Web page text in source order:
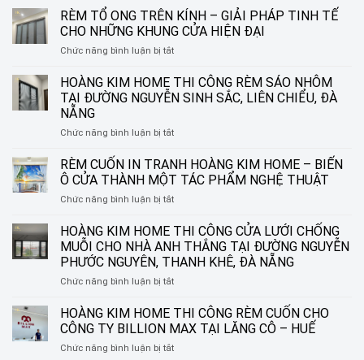
RÈM TỔ ONG TRÊN KÍNH – GIẢI PHÁP TINH TẾ
CHO NHỮNG KHUNG CỬA HIỆN ĐẠI
Chức năng bình luận bị tắtở
TỔ
ONG
TRÊN
–
PHÁP
TINH
CHO
KHUNG
CỬA
HIỆN
HOÀNG KIM HOME THI CÔNG RÈM SÁO NHÔM
TẠI ĐƯỜNG NGUYỄN SINH SẮC, LIÊN CHIỂU, ĐÀ
NẴNG
Chức năng bình luận bị tắtở
KIM
HOME
THI
CÔNG
SÁO
NHÔM
TẠI
NGUYỄN
SẮC,
LIÊN
ĐÀ
RÈM CUỐN IN TRANH HOÀNG KIM HOME – BIẾN
Ô CỬA THÀNH MỘT TÁC PHẨM NGHỆ THUẬT
Chức năng bình luận bị tắtở
CUỐN
IN
TRANH
HOÀNG
KIM
–
BIẾN
CỬA
HOÀNG KIM HOME THI CÔNG CỬA LƯỚI CHỐNG
MUỖI CHO NHÀ ANH THẮNG TẠI ĐƯỜNG NGUYỄN
PHƯỚC NGUYÊN, THANH KHÊ, ĐÀ NẴNG
Chức năng bình luận bị tắtở
KIM
HOME
THI
CÔNG
HOÀNG KIM HOME THI CÔNG RÈM CUỐN CHO
CÔNG TY BILLION MAX TẠI LĂNG CÔ – HUẾ
Chức năng bình luận bị tắtở